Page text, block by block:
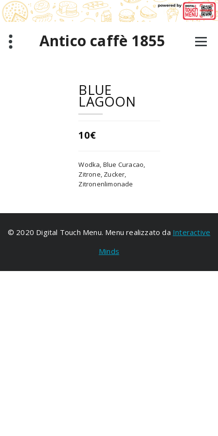
Zum
Inhalt
springen
Antico caffè 1855
BLUE
LAGOON
10€
Wodka, Blue Curacao,
Zitrone, Zucker,
Zitronenlimonade
© 2020 Digital Touch Menu. Menu realizzato da Interactive
Minds